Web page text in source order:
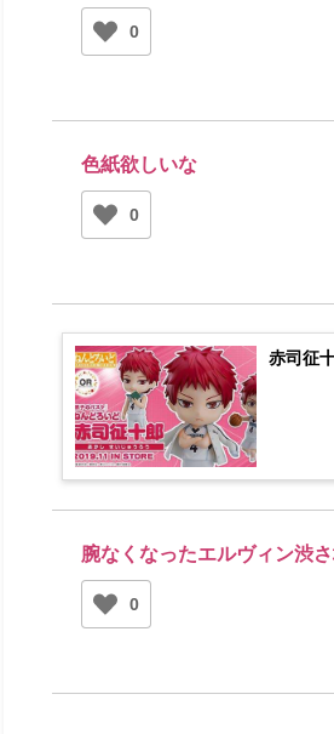
0
色紙欲しいな
0
赤司征
腕なくなったエルヴィン渋
0